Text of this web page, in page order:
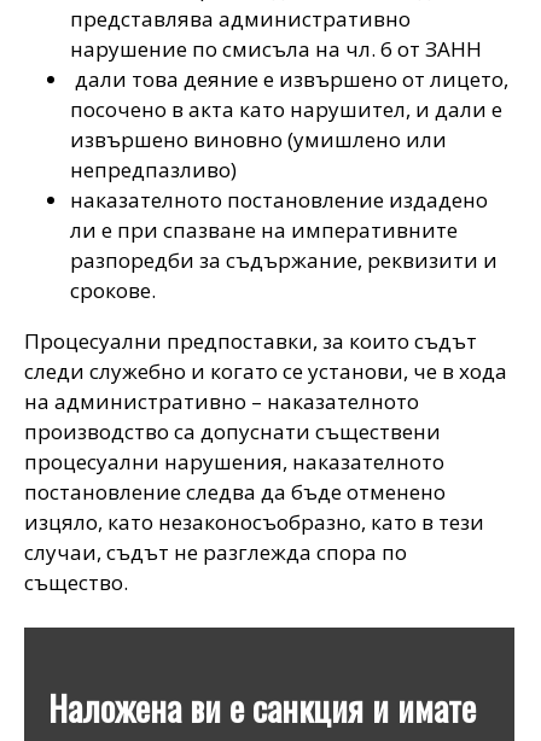
представлява административно
нарушение по смисъла на чл. 6 от ЗАНН
дали това деяние е извършено от лицето,
посочено в акта като нарушител, и дали е
извършено виновно (умишлено или
непредпазливо)
наказателното постановление издадено
ли е при спазване на императивните
разпоредби за съдържание, реквизити и
срокове.
Процесуални предпоставки, за които съдът
следи служебно и когато се установи, че в хода
на административно – наказателното
производство са допуснати съществени
процесуални нарушения, наказателното
постановление следва да бъде отменено
изцяло, като незаконосъобразно, като в тези
случаи, съдът не разглежда спора по
същество.
Наложена ви е санкция и имате